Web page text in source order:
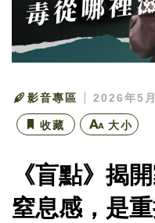
影音專區 2026年5
收藏 大小
《盲點》揭
窒息感，是